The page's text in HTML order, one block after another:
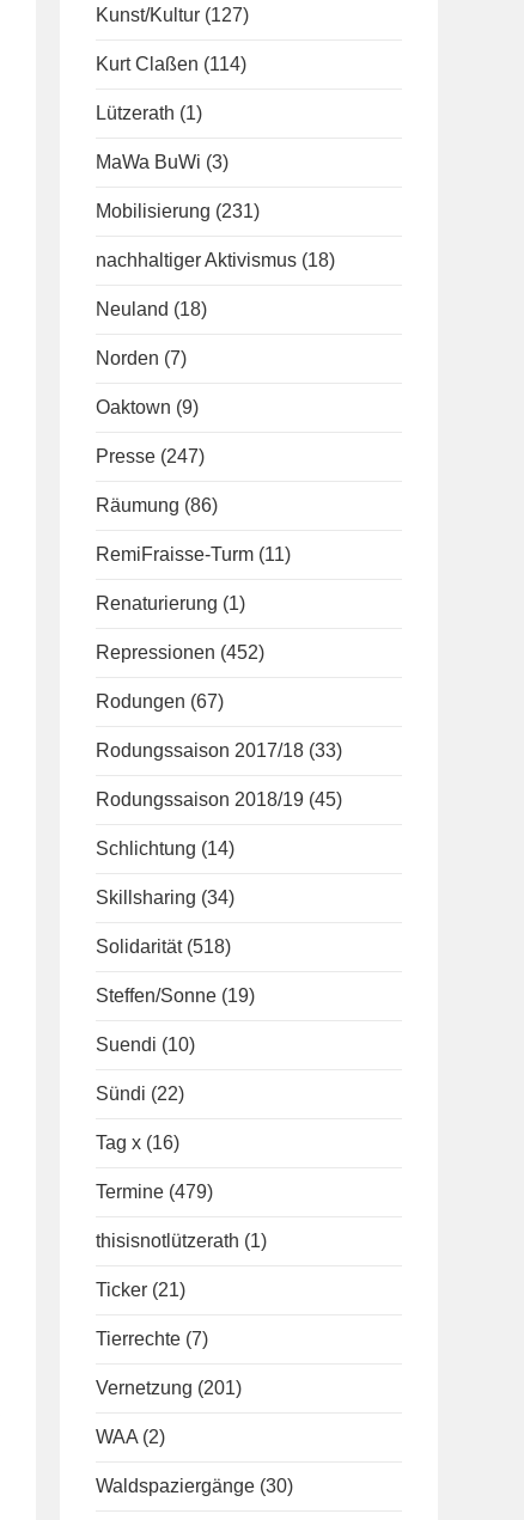
Kunst/Kultur (127)
Kurt Claßen (114)
Lützerath (1)
MaWa BuWi (3)
Mobilisierung (231)
nachhaltiger Aktivismus (18)
Neuland (18)
Norden (7)
Oaktown (9)
Presse (247)
Räumung (86)
RemiFraisse-Turm (11)
Renaturierung (1)
Repressionen (452)
Rodungen (67)
Rodungssaison 2017/18 (33)
Rodungssaison 2018/19 (45)
Schlichtung (14)
Skillsharing (34)
Solidarität (518)
Steffen/Sonne (19)
Suendi (10)
Sündi (22)
Tag x (16)
Termine (479)
thisisnotlützerath (1)
Ticker (21)
Tierrechte (7)
Vernetzung (201)
WAA (2)
Waldspaziergänge (30)